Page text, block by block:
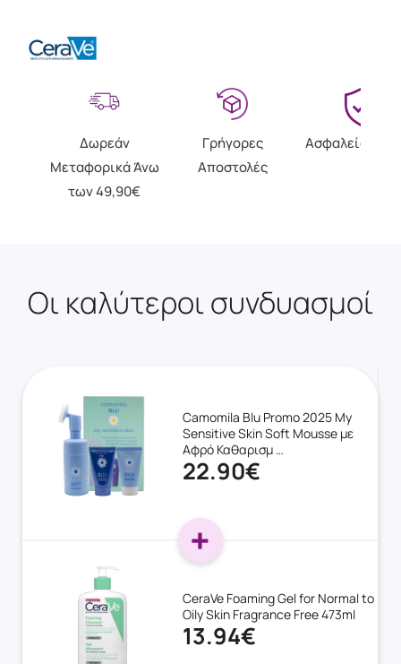
Δωρεάν
Μεταφορικά Άνω
των 49,90€
Γρήγορες
Αποστολές
Ασφαλείς
Οι καλύτεροι συνδυασμοί
Camomila Blu Promo 2025 My
Sensitive Skin Soft Mousse με
Αφρό Καθαρισμ …
22.90€
CeraVe Foaming Gel for Normal to
Oily Skin Fragrance Free 473ml
13.94€